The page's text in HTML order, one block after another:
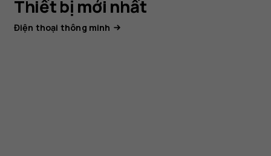
Thiết bị mới nhất
Điện thoại thông minh